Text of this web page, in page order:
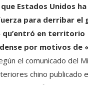
Estados Unidos
para derribar el
qu’entró en territorio
por motivos de
el comunicado del
chino publicado